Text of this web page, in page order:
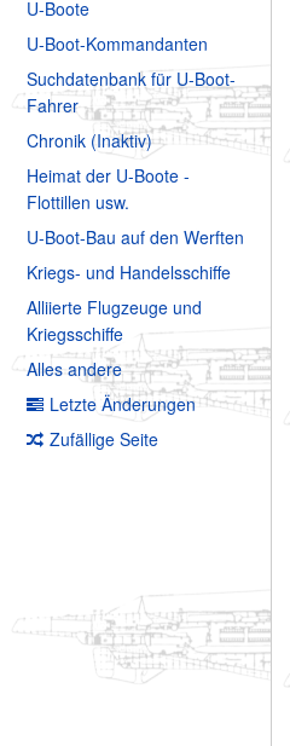
U-Boote
U-Boot-Kommandanten
Suchdatenbank für U-Boot-
Fahrer
Chronik (Inaktiv)
Heimat der U-Boote -
Flottillen usw.
U-Boot-Bau auf den Werften
Kriegs- und Handelsschiffe
Alliierte Flugzeuge und
Kriegsschiffe
Alles andere
Letzte Änderungen
Zufällige Seite